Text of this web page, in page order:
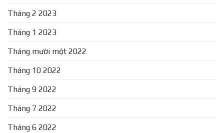
Tháng 2 2023
Tháng 1 2023
Tháng mười một 2022
Tháng 10 2022
Tháng 9 2022
Tháng 7 2022
Tháng 6 2022